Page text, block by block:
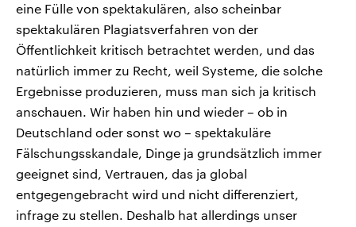
eine Fülle von spektakulären, also scheinbar
spektakulären Plagiatsverfahren von der
Öffentlichkeit kritisch betrachtet werden, und das
natürlich immer zu Recht, weil Systeme, die solche
Ergebnisse produzieren, muss man sich ja kritisch
anschauen. Wir haben hin und wieder – ob in
Deutschland oder sonst wo – spektakuläre
Fälschungsskandale, Dinge ja grundsätzlich immer
geeignet sind, Vertrauen, das ja global
entgegengebracht wird und nicht differenziert,
infrage zu stellen. Deshalb hat allerdings unser